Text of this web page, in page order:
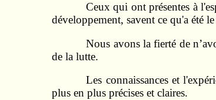
Ceux qui ont présentes à
développement, savent ce qu'a été le
Nous avons la fierté de
de la lutte.
Les connaissances et
plus en plus précises et claires.